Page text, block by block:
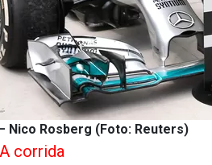
Nico Rosberg (Foto: Reuters)
A corrida